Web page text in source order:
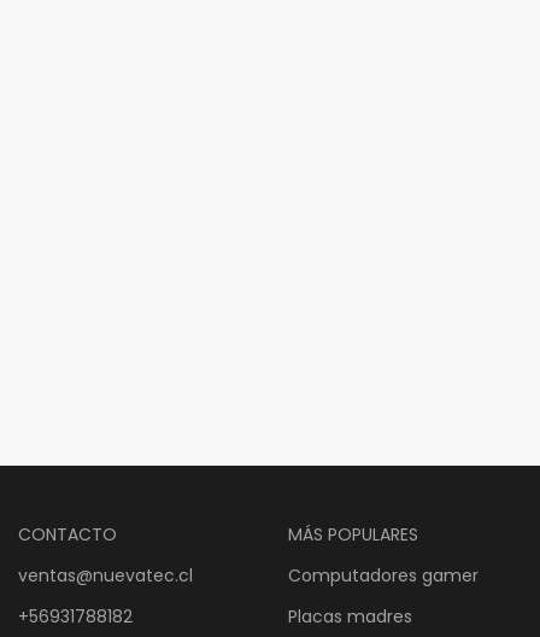
CONTACTO
ventas@nuevatec.cl
+56931788182
MÁS POPULARES
Computadores gamer
Placas madres